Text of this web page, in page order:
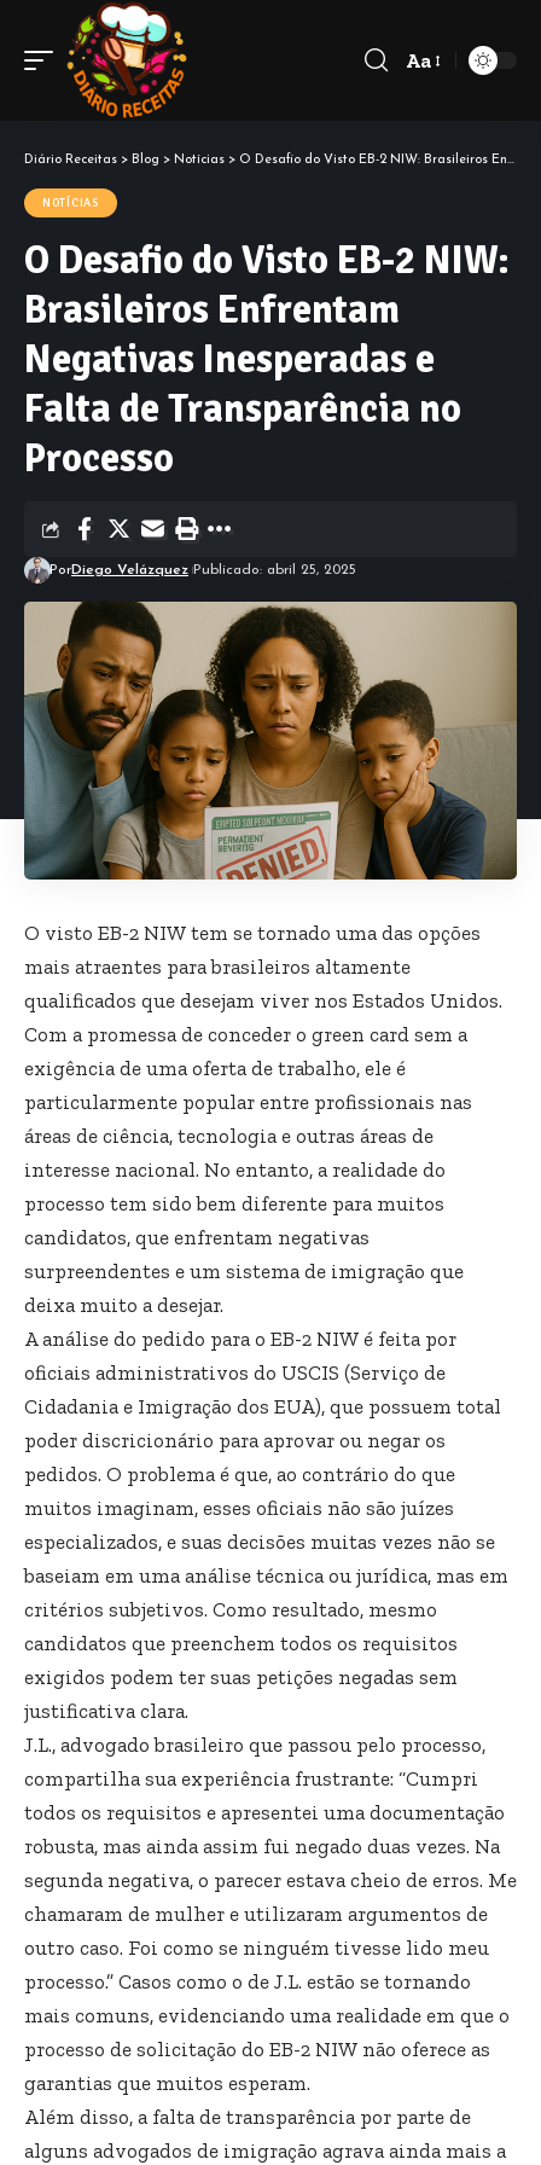
Aa
Diário Receitas > Blog > Notícias > O Desafio do Visto EB-2 NIW: Brasileiros Enfrentam Negativas Inesperadas e Falta de Transparência no Processo
NOTÍCIAS
O Desafio do Visto EB-2 NIW:
Brasileiros Enfrentam
Negativas Inesperadas e
Falta de Transparência no
Processo
PorDiego Velázquez Publicado: abril 25, 2025
O visto EB-2 NIW tem se tornado uma das opções
mais atraentes para brasileiros altamente
qualificados que desejam viver nos Estados Unidos.
Com a promessa de conceder o green card sem a
exigência de uma oferta de trabalho, ele é
particularmente popular entre profissionais nas
áreas de ciência, tecnologia e outras áreas de
interesse nacional. No entanto, a realidade do
processo tem sido bem diferente para muitos
candidatos, que enfrentam negativas
surpreendentes e um sistema de imigração que
deixa muito a desejar.
A análise do pedido para o EB-2 NIW é feita por
oficiais administrativos do USCIS (Serviço de
Cidadania e Imigração dos EUA), que possuem total
poder discricionário para aprovar ou negar os
pedidos. O problema é que, ao contrário do que
muitos imaginam, esses oficiais não são juízes
especializados, e suas decisões muitas vezes não se
baseiam em uma análise técnica ou jurídica, mas em
critérios subjetivos. Como resultado, mesmo
candidatos que preenchem todos os requisitos
exigidos podem ter suas petições negadas sem
justificativa clara.
J.L., advogado brasileiro que passou pelo processo,
compartilha sua experiência frustrante: “Cumpri
todos os requisitos e apresentei uma documentação
robusta, mas ainda assim fui negado duas vezes. Na
segunda negativa, o parecer estava cheio de erros. Me
chamaram de mulher e utilizaram argumentos de
outro caso. Foi como se ninguém tivesse lido meu
processo.” Casos como o de J.L. estão se tornando
mais comuns, evidenciando uma realidade em que o
processo de solicitação do EB-2 NIW não oferece as
garantias que muitos esperam.
Além disso, a falta de transparência por parte de
alguns advogados de imigração agrava ainda mais a